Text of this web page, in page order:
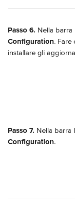
Passo 6. Nella barra
Configuration. Fare
installare gli
Passo 7. Nella barra
Configuration.